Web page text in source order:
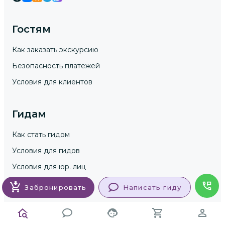
Забронировать Написать гиду
Гостям
Как заказать экскурсию
Безопасность платежей
Условия для клиентов
Гидам
Как стать гидом
Условия для гидов
Условия для юр. лиц
Блог GuideGo // статьи и лайфхаки